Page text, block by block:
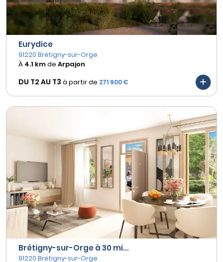
Eurydice
91220 Brétigny-sur-Orge
À 4.1 kmde Arpajon
DU T2 AU T3 à partir de 271 900 €
Brétigny-sur-Orge à 30 mi...
91220 Brétigny-sur-Orge